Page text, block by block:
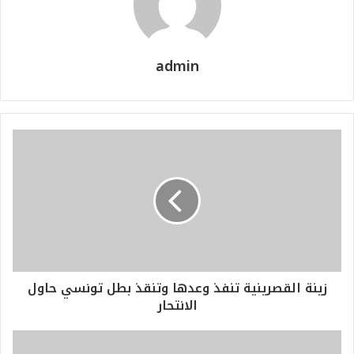
admin
زينة القصرينية تنفذ وعدها وتنقذ بطل تونسي حاول
الانتحار